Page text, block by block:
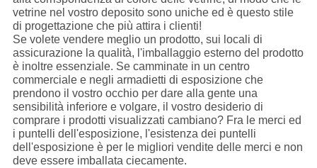
vetrine nel vostro deposito sono uniche ed è questo stile
di progettazione che più attira i clienti!
Se volete vendere meglio un prodotto, sui locali di
assicurazione la qualità, l'imballaggio esterno del prodotto
è inoltre essenziale. Se camminate in un centro
commerciale e negli armadietti di esposizione che
prendono il vostro occhio per dare alla gente una
sensibilità inferiore e volgare, il vostro desiderio di
comprare i prodotti visualizzati cambiano? Fra le merci ed
i puntelli dell'esposizione, l'esistenza dei puntelli
dell'esposizione è per le migliori vendite delle merci e non
deve essere imballata ciecamente.